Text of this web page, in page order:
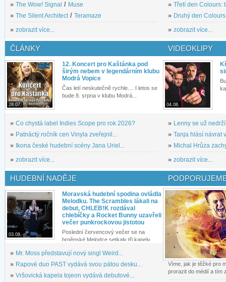
» The Wow! Signal / Muse
» The Silent Architect / Teramaze
» zobrazit více...
» Třetí den Colours:
» Druhý den
» zobrazit více...
ČLÁNKY
28.07.
12. Koncert pro Kaštánka pod
širým nebem v legendárním klubu
Modrá Vopice
Čas letí neskutečně rychle.... I letos se
bude 8. srpna v klubu Modrá...
» Co chystá label Indies Scope pro rok 2026?
» Patnáctý ročník cen Vinyla zveřejnil...
»
Ikona české hudební scény Jana Uriel...
» zobrazit více...
VIDEOKLIPY
04.08.
» Lenny se už
» Tanja hlásí návrat
» Michal Hrůza
» zobrazit více...
HUDEBNÍ NADĚJE
03.08.
Moravská hudební spodina ovládla
Melodku. The Scrambles lákali na
debut, CHLEB!K rozdával
chlebíčky a Rocket Bunny uzavřeli
večer punkrockovou jistotou
Poslední červencový večer se na
brněnské Melodce setkaly tři kapely...
» Mr. Moss představují nový singl Weird...
» Rapové duo PAST vydává svou pátou desku...
» Vršovická kapela tojeon vydává debutové...
Víme, jak je těžké pro
prorazit do médií a tím